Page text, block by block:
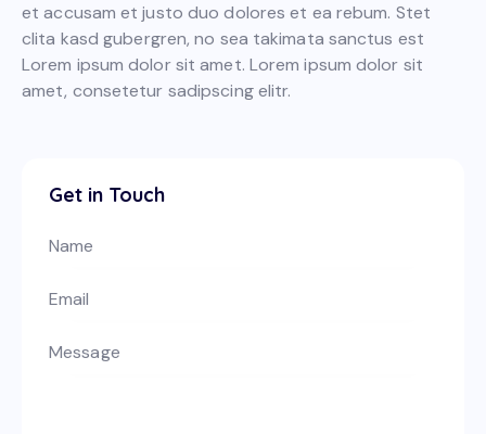
et accusam et justo duo dolores et ea rebum. Stet
clita kasd gubergren, no sea takimata sanctus est
Lorem ipsum dolor sit amet. Lorem ipsum dolor sit
amet, consetetur sadipscing elitr.
Get in Touch